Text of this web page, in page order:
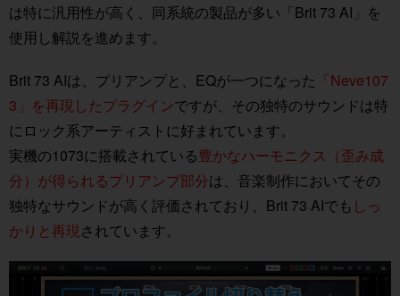
は特に汎用性が高く、同系統の製品が多い「Brit 73 AI」を
使用し解説を進めます。
Brit 73 AIは、プリアンプと、EQが一つになった 「Neve107
3」を再現したプラグインですが、その独特のサウンドは特
にロック系アーティストに好まれています。
実機の1073に搭載されている豊かなハーモニクス（歪み成
分）が得られるプリアンプ部分は、音楽制作においてその
独特なサウンドが高く評価されており、Brit 73 AIでも しっ
かりと再現されています。